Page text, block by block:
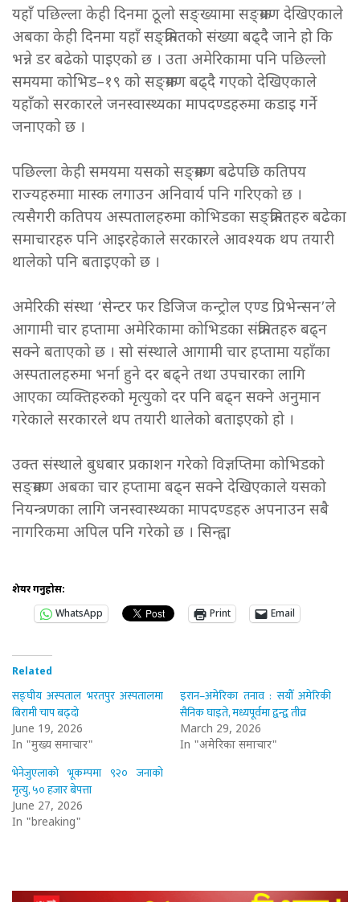
यहाँ पछिल्ला केही दिनमा ठूलो सङ्ख्यामा सङ्क्रमण देखिएकाले
अबका केही दिनमा यहाँ सङ्क्रमितको संख्या बढ्दै जाने हो कि
भन्ने डर बढेको पाइएको छ । उता अमेरिकामा पनि पछिल्लो
समयमा कोभिड–१९ को सङ्क्रमण बढ्दै गएको देखिएकाले
यहाँको सरकारले जनस्वास्थ्यका मापदण्डहरुमा कडाइ गर्ने
जनाएको छ ।
पछिल्ला केही समयमा यसको सङ्क्रमण बढेपछि कतिपय
राज्यहरुमाा मास्क लगाउन अनिवार्य पनि गरिएको छ ।
त्यसैगरी कतिपय अस्पतालहरुमा कोभिडका सङ्क्रमितहरु बढेका
समाचारहरु पनि आइरहेकाले सरकारले आवश्यक थप तयारी
थालेको पनि बताइएको छ ।
अमेरिकी संस्था ‘सेन्टर फर डिजिज कन्ट्रोल एण्ड प्रिभेन्सन’ले
आगामी चार हप्तामा अमेरिकामा कोभिडका संक्रमितहरु बढ्न
सक्ने बताएको छ । सो संस्थाले आगामी चार हप्तामा यहाँका
अस्पतालहरुमा भर्ना हुने दर बढ्ने तथा उपचारका लागि
आएका व्यक्तिहरुको मृत्युको दर पनि बढ्न सक्ने अनुमान
गरेकाले सरकारले थप तयारी थालेको बताइएको हो ।
उक्त संस्थाले बुधबार प्रकाशन गरेको विज्ञप्तिमा कोभिडको
सङ्क्रमण अबका चार हप्तामा बढ्न सक्ने देखिएकाले यसको
नियन्त्रणका लागि जनस्वास्थ्यका मापदण्डहरु अपनाउन सबै
नागरिकमा अपिल पनि गरेको छ । सिन्ह्वा
शेयर गर्नुहोस:
WhatsApp
Print Email
Related
सङ्घीय अस्पताल भरतपुर अस्पतालमा
बिरामी चाप बढ्दो
June 19, 2026
In "मुख्य समाचार"
इरान–अमेरिका तनाव : सयौँ अमेरिकी
सैनिक घाइते, मध्यपूर्वमा द्वन्द्व तीव्र
March 29, 2026
In "अमेरिका समाचार"
भेनेजुएलाको भूकम्पमा ९२० जनाको
मृत्यु, ५० हजार बेपत्ता
June 27, 2026
In "breaking"